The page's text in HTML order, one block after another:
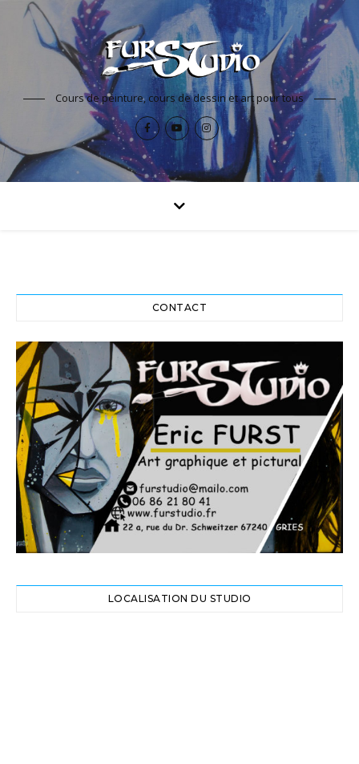
Cours de peinture, cours de dessin et art pour tous
CONTACT
LOCALISATION DU STUDIO